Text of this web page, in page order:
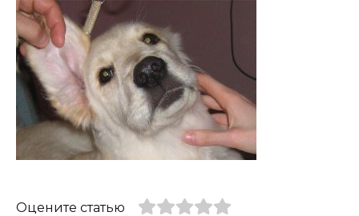
Оцените статью